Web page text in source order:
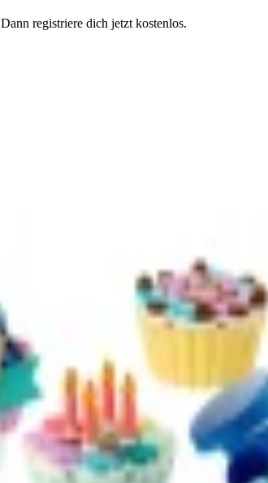
registriere dich jetzt kostenlos.